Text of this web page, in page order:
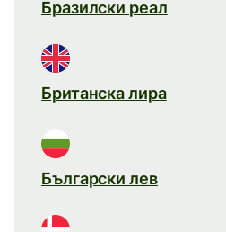
Бразилски реал
Британска лира
Български лев